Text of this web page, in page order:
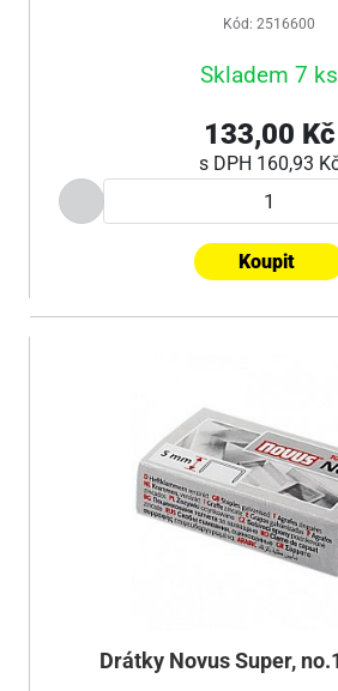
Kód: 2516600
Skladem 7 ks
133,00 Kč
s DPH 160,93
Koupit
Drátky Novus Super,